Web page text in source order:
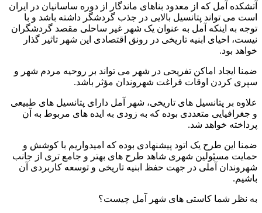
آتشکده آمل که از معدود بناهای ماندگار از دوره ساسانیان در ایران
است می تواند پتانسیل بالایی در جذب گردشگر داشته باشد و با
توجه به اینکه آمل به عنوان یک شهر غیر ساحلی مقصد گردشگران
نیست، احیای ابنیه تاریخی در رونق اقتصادی این شهر تاثیر گذار
خواهد بود.
ضمنا ایجاد اماکن تفریحی در شهر می تواند بر روحیه مردم شهر و
سپری کردن اوقات فراغت شهروندان مؤثر باشد.
علاوه بر پتانسیل های تاریخی، شهر آمل دارای پتانسیل های طبیعی
و جغرافیایی متعددی بوده که به زودی به ایده های مربوط به آن
پرداخته خواهد شد.
ضمنا این طرح یک اتود پیشنهادی بوده که امیدواریم با کوشش و
حمایت مسیٔولین شهری شاهد طرح های بهتر و جامع تری از جانب
شهروندان آملی در جهت حفظ ابنیه تاریخی و توسعه کاربردی آن
باشیم.
به نظر شما کاستی های شهر آمل چیست؟